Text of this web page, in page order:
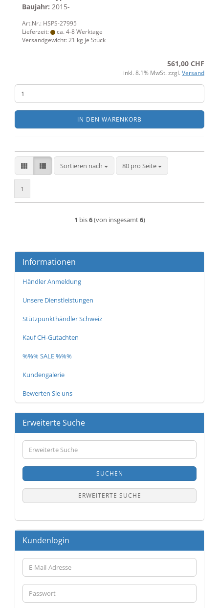
Baujahr: 2015-
Art.Nr.: HSPS-27995
Lieferzeit:
ca. 4-8 Werktage
Versandgewicht:21 kg je Stück
561,00 CHF
inkl. 8.1% MwSt. zzgl. Versand
IN DEN WARENKORB
Sortieren nach
Sortieren nach 80 pro Seite
pro Seite
1
1 bis6(von insgesamt6)
Informationen
Händler Anmeldung
Unsere Dienstleistungen
Stützpunkthändler Schweiz
Kauf CH-Gutachten
%%% SALE %%%
Kundengalerie
Bewerten Sie uns
Erweiterte Suche
Erweiterte
Suche
SUCHEN
ERWEITERTE SUCHE
Kundenlogin
E-
Mail-
Adresse
Passwort